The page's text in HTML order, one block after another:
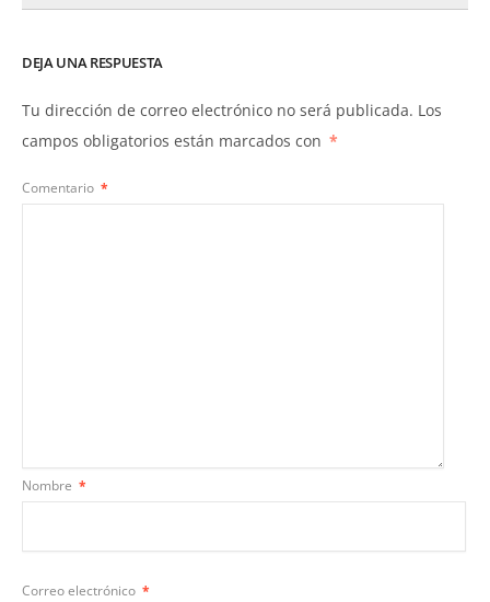
DEJA UNA RESPUESTA
Tu dirección de correo electrónico no será publicada. Los
campos obligatorios están marcados con *
Comentario *
Nombre *
Correo electrónico *